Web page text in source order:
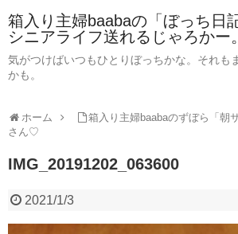
箱入り主婦baabaの「ぼっち日
シニアライフ送れるじゃろかー。
気がつけばいつもひとりぼっちかな。それも
かも。
ホーム
箱入り主婦baabaのずぼら「朝
さん♡
IMG_20191202_063600
2021/1/3